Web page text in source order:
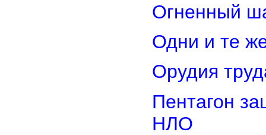
Огненный
Одни и те
Орудия
Пентагон
НЛО